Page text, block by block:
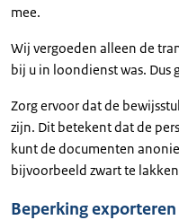
mee.
Wij vergoeden alleen de
bij u in loondienst was. Dus
Zorg ervoor dat de
zijn. Dit betekent dat de
kunt de documenten
bijvoorbeeld zwart te
Beperking